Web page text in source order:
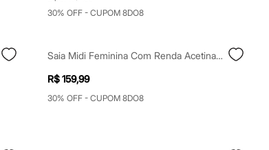
30% OFF - CUPOM 8DO8
Saia Midi Feminina Com Renda Acetinada Bege
R$ 159,99
30% OFF - CUPOM 8DO8